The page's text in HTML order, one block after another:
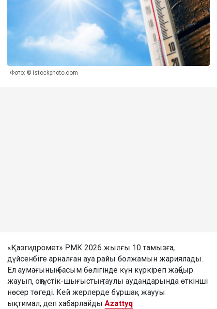
Фото: © istockphoto.com
«Қазгидромет» РМК 2026 жылғы 10 тамызға,
дүйсенбіге арналған ауа райы болжамын жариялады.
Ел аумағының басым бөлігінде күн күркіреп жаңбыр
жауып, оңтүстік-шығыстың таулы аудандарында өткінші
нөсер төгеді. Кей жерлерде бұршақ жаууы
ықтимал, деп хабарлайды Azattyq